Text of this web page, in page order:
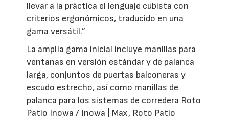
llevar a la práctica el lenguaje cubista con
criterios ergonómicos, traducido en una
gama versátil.”
La amplia gama inicial incluye manillas para
ventanas en versión estándar y de palanca
larga, conjuntos de puertas balconeras y
escudo estrecho, así como manillas de
palanca para los sistemas de corredera Roto
Patio Inowa / Inowa | Max, Roto Patio